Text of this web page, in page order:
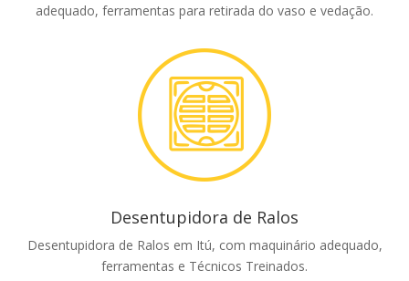
adequado, ferramentas para retirada do vaso e vedação.
Desentupidora de Ralos
Desentupidora de Ralos em Itú, com maquinário adequado,
ferramentas e Técnicos Treinados.